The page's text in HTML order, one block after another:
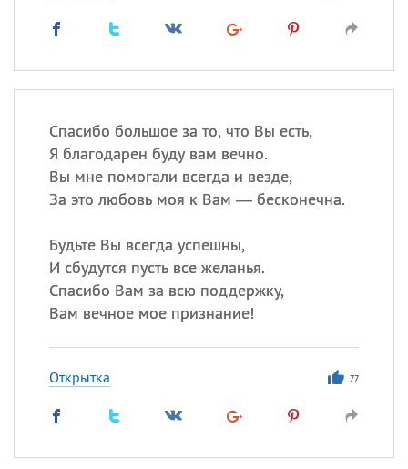
Спасибо большое за то, что Вы есть,
Я благодарен буду вам вечно.
Вы мне помогали всегда и везде,
За это любовь моя к Вам — бесконечна.
Будьте Вы всегда успешны,
И сбудутся пусть все желанья.
Спасибо Вам за всю поддержку,
Вам вечное мое признание!
Открытка 77